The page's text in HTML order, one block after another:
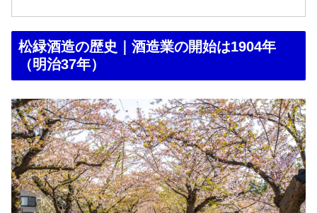
松緑酒造の歴史｜酒造業の開始は1904年
（明治37年）